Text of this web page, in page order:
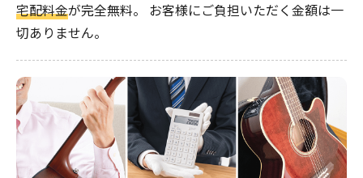
宅配料金が完全無料。 お客様にご負担いただく金額は一
切ありません。